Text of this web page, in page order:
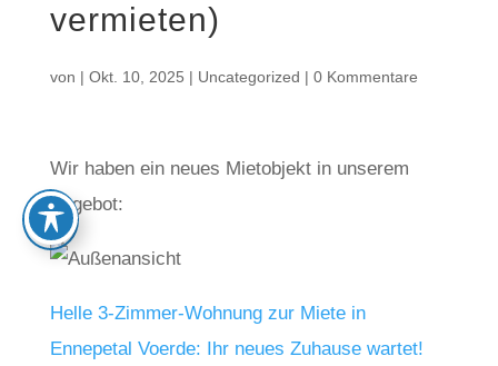
vermieten)
von | Okt. 10, 2025 | Uncategorized | 0 Kommentare
Wir haben ein neues Mietobjekt in unserem
Angebot:
Helle 3-Zimmer-Wohnung zur Miete in
Ennepetal Voerde: Ihr neues Zuhause wartet!